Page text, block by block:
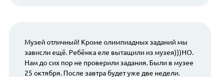
Музей отличный! Кроме олимпиадных заданий мы
зависли ещё. Ребёнка еле вытащили из музея)))НО.
Нам до сих пор не проверили задания. Были в музее
25 октября. После завтра будет уже две недели.